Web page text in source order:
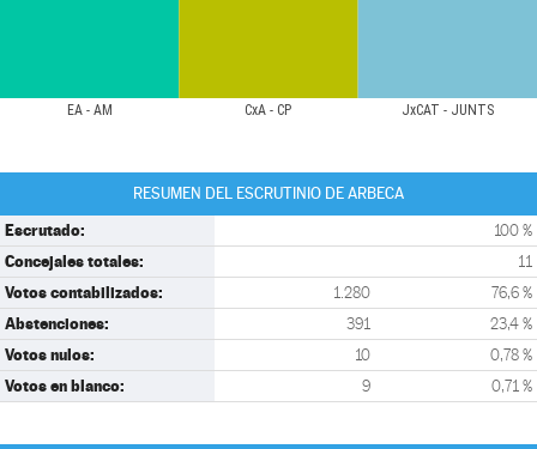
EA - AM CxA - CP JxCAT - JUNTS
RESUMEN DEL ESCRUTINIO DE ARBECA
Escrutado: 100 %
Concejales totales: 11
Votos contabilizados: 1.280 76,6 %
Abstenciones: 391 23,4 %
Votos nulos: 10 0,78 %
Votos en blanco: 9 0,71 %